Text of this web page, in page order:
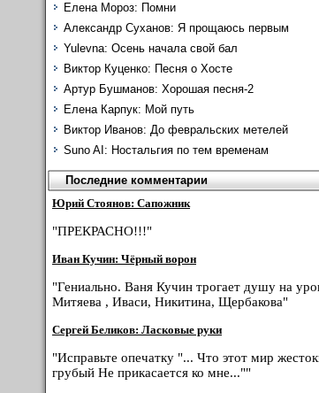
Елена Мороз: Помни
Александр Суханов: Я прощаюсь первым
Yulevna: Осень начала свой бал
Виктор Куценко: Песня о Хосте
Артур Бушманов: Хорошая песня-2
Елена Карпук: Мой путь
Виктор Иванов: До февральских метелей
Suno AI: Ностальгия по тем временам
Последние комментарии
Юрий Стоянов: Сапожник
"ПРЕКРАСНО!!!"
Иван Кучин: Чёрный ворон
"Гениально. Ваня Кучин трогает душу на
Митяева , Иваси, Никитина, Щербакова"
Сергей Беликов: Ласковые руки
"Исправьте опечатку "... Что этот мир
грубый Не прикасается ко мне...""